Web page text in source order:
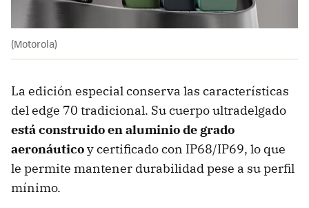
(Motorola)
La edición especial conserva las características
del edge 70 tradicional. Su cuerpo ultradelgado
está construido en aluminio de grado
aeronáuticoy certificado con IP68/IP69, lo que
le permite mantener durabilidad pese a su perfil
mínimo.